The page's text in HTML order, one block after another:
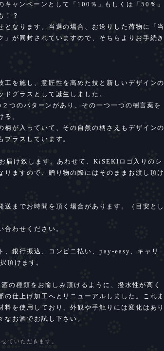
ャンペーンとして「100％」もしくは「50％」
！？
なります。当選の場合、お送りした荷物に「当
が同封されていますので、そちらよりお手続き
工を施し、意匠性を高めた技と新しいデザインの
グラスとして誕生しました。
つのパターンがあり、その一つ一つの樹言葉を
る。
柄が入っていて、その自然の柄さえもデザインの
プラスしています。
届け致します。あわせて、KiSEKIロゴ入りのシ
りますので、贈り物の際にはそのままお渡し頂け
までお時間を頂く場合があります。（目安とし
合わせください。
銀行振込、コンビニ払い、pay-easy、キャリ
頂けます。
の種類をお愉しみ頂けるように、撥水性が高く
の仕上げ加工へとリニューアルしました。これま
料を使用しており、外観や手触りには変化はあり
なお酒でお試し下さい。
ていただきます。